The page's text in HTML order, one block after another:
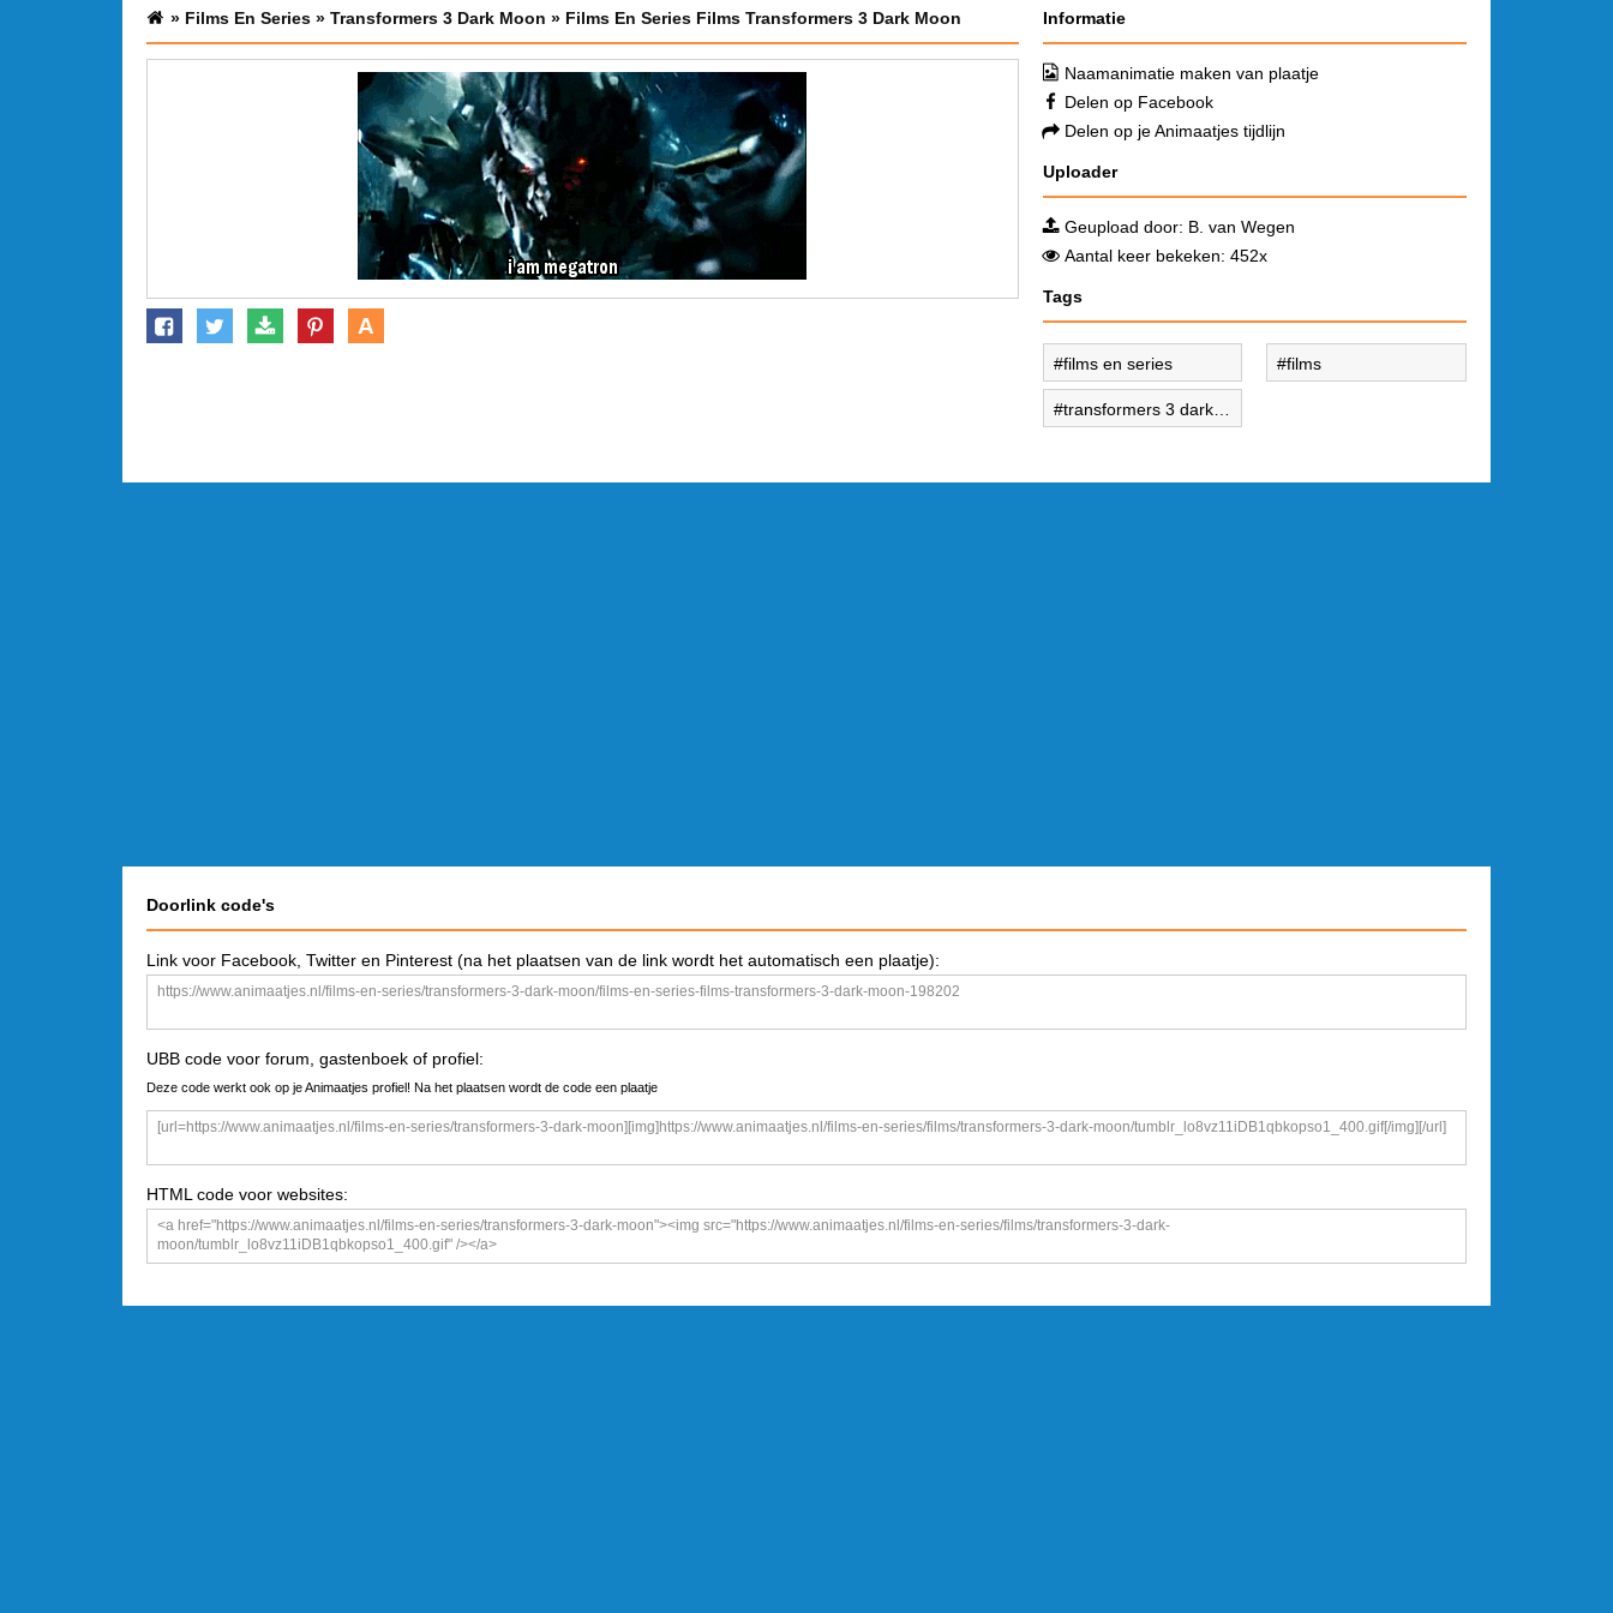
» Films En Series » Transformers 3 Dark Moon » Films En Series Films Transformers 3 Dark Moon
A
Informatie
Naamanimatie maken van plaatje
Delen op Facebook
Delen op je Animaatjes tijdlijn
Uploader
Geupload door: B. van Wegen
Aantal keer bekeken: 452x
Tags
films en series films
transformers 3 dark
Doorlink code's
Link voor Facebook, Twitter en Pinterest (na het plaatsen van de link wordt het automatisch een plaatje):
UBB code voor forum, gastenboek of profiel:
Deze code werkt ook op je Animaatjes profiel! Na het plaatsen wordt de code een plaatje
HTML code voor websites: